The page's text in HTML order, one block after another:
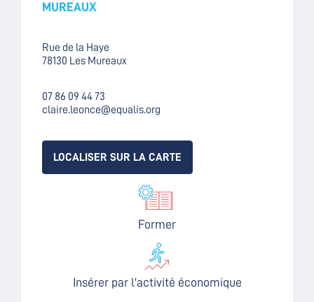
MUREAUX
Rue de la Haye
78130 Les Mureaux
07 86 09 44 73
claire.leonce@equalis.org
LOCALISER SUR LA CARTE
Former
Insérer par l'activité économique